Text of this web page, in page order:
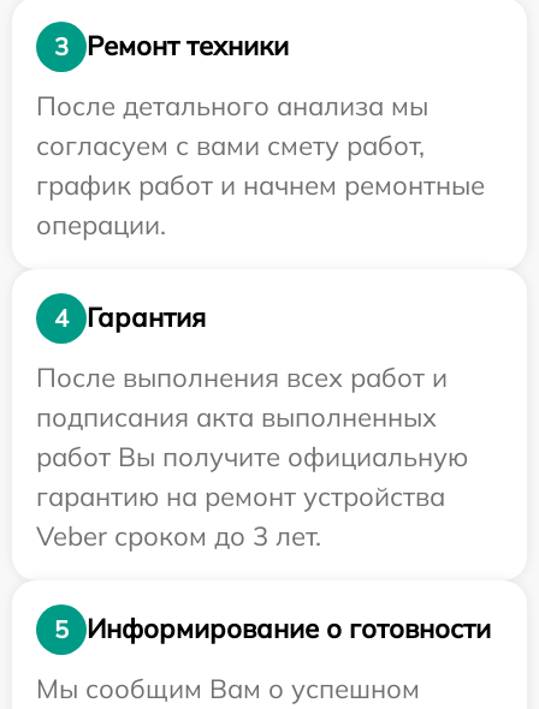
3
Ремонт техники
После детального анализа мы
согласуем с вами смету работ,
график работ и начнем ремонтные
операции.
4
Гарантия
После выполнения всех работ и
подписания акта выполненных
работ Вы получите официальную
гарантию на ремонт устройства
Veber сроком до 3 лет.
5
Информирование о готовности
Мы сообщим Вам о успешном